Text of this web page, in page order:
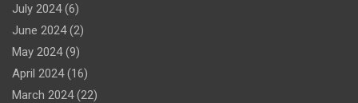
July 2024(6)
June 2024(2)
May 2024(9)
April 2024(16)
March 2024(22)